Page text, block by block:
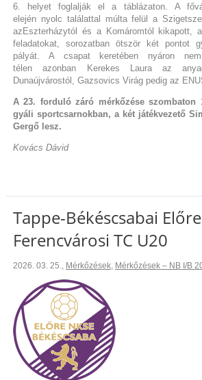
6. helyet foglalják el a táblázaton. A
elején nyolc találattal múlta felül a
azEszterházytól és a Komáromtól kikapott,
feladatokat, sorozatban ötször két pontot
pályát. A csapat keretében nyáron
télen azonban Kerekes Laura az
Dunaújvárostól, Gazsovics Virág pedig az
A 23. forduló záró mérkőzése szombaton
gyáli sportcsarnokban, a két játékvezető
Gergő lesz.
Kovács Dávid
Tappe-Békéscsabai Előre
Ferencvárosi TC U20
2026. 03. 25. Mérkőzések, Mérkőzések – NB I/B